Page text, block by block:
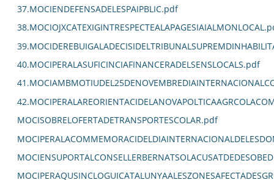
37.MOCIENDEFENSADELESPAIPBLIC.pdf
40.MOCIPERALASUFICINCIAFINANCERADELSENSLOCALS.pdf
MOCISOBRELOFERTADETRANSPORTESCOLAR.pdf